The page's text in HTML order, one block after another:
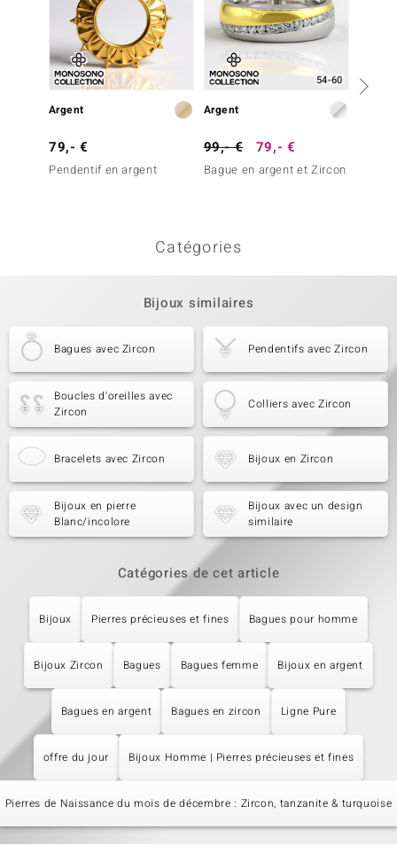
Argent
79,- €
Pendentif en argent
54-60
Argent
99,- € 79,- €
Bague en argent et Zircon
Catégories
Bijoux similaires
Bagues avec Zircon Pendentifs avec Zircon
Boucles d'oreilles avec
Zircon
Colliers avec Zircon
Bracelets avec Zircon Bijoux en Zircon
Bijoux en pierre
Blanc/incolore
Bijoux avec un design
similaire
Catégories de cet article
Bijoux Pierres précieuses et fines Bagues pour homme
Bijoux Zircon Bagues Bagues femme Bijoux en argent
Bagues en argent Bagues en zircon Ligne Pure
offre du jour Bijoux Homme | Pierres précieuses et fines
Pierres de Naissance du mois de décembre : Zircon, tanzanite & turquoise